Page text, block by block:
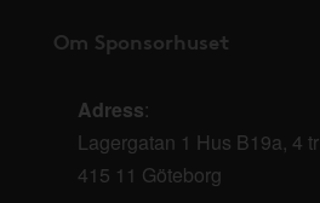
Om Sponsorhuset
Adress:
Lagergatan 1 Hus B19a, 4 tr
415 11 Göteborg